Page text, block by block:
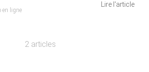
Lire l'article
en ligne
2 articles